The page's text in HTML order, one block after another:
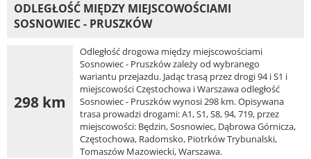
ODLEGŁOŚĆ MIĘDZY MIEJSCOWOŚCIAMI
SOSNOWIEC - PRUSZKÓW
298 km
Odległość drogowa między miejscowościami
Sosnowiec - Pruszków zależy od wybranego
wariantu przejazdu. Jadąc trasą przez drogi 94 i S1 i
miejscowości Częstochowa i Warszawa odległość
Sosnowiec - Pruszków wynosi 298 km. Opisywana
trasa prowadzi drogami: A1, S1, S8, 94, 719, przez
miejscowości: Będzin, Sosnowiec, Dąbrowa Górnicza,
Częstochowa, Radomsko, Piotrków Trybunalski,
Tomaszów Mazowiecki, Warszawa.